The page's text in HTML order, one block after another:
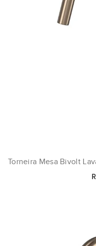
Torneira Mesa Bivolt